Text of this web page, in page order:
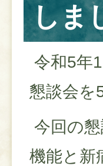
しま
令和5年
懇談会を
今回の
機能と新